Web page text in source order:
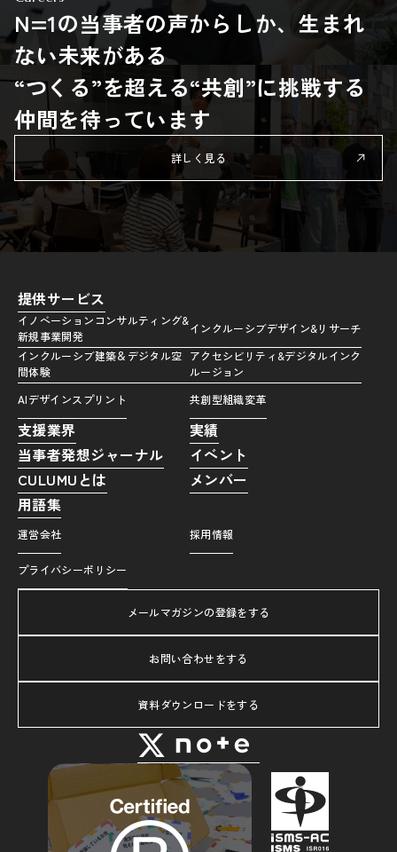
N=1の当事者の声からしか、生まれ
ない未来がある
“つくる”を超える“共創”に挑戦する
仲間を待っています
詳しく見る
提供サービス
イノベーションコンサルティング&
新規事業開発
インクルーシブデザイン&リサーチ
インクルーシブ建築＆デジタル空
間体験
アクセシビリティ&デジタルインク
ルージョン
AIデザインスプリント
共創型組織変革
支援業界
実績
当事者発想ジャーナル
イベント
CULUMUとは
メンバー
用語集
運営会社 採用情報
プライバシーポリシー
メールマガジンの登録をする
お問い合わせをする
資料ダウンロードをする